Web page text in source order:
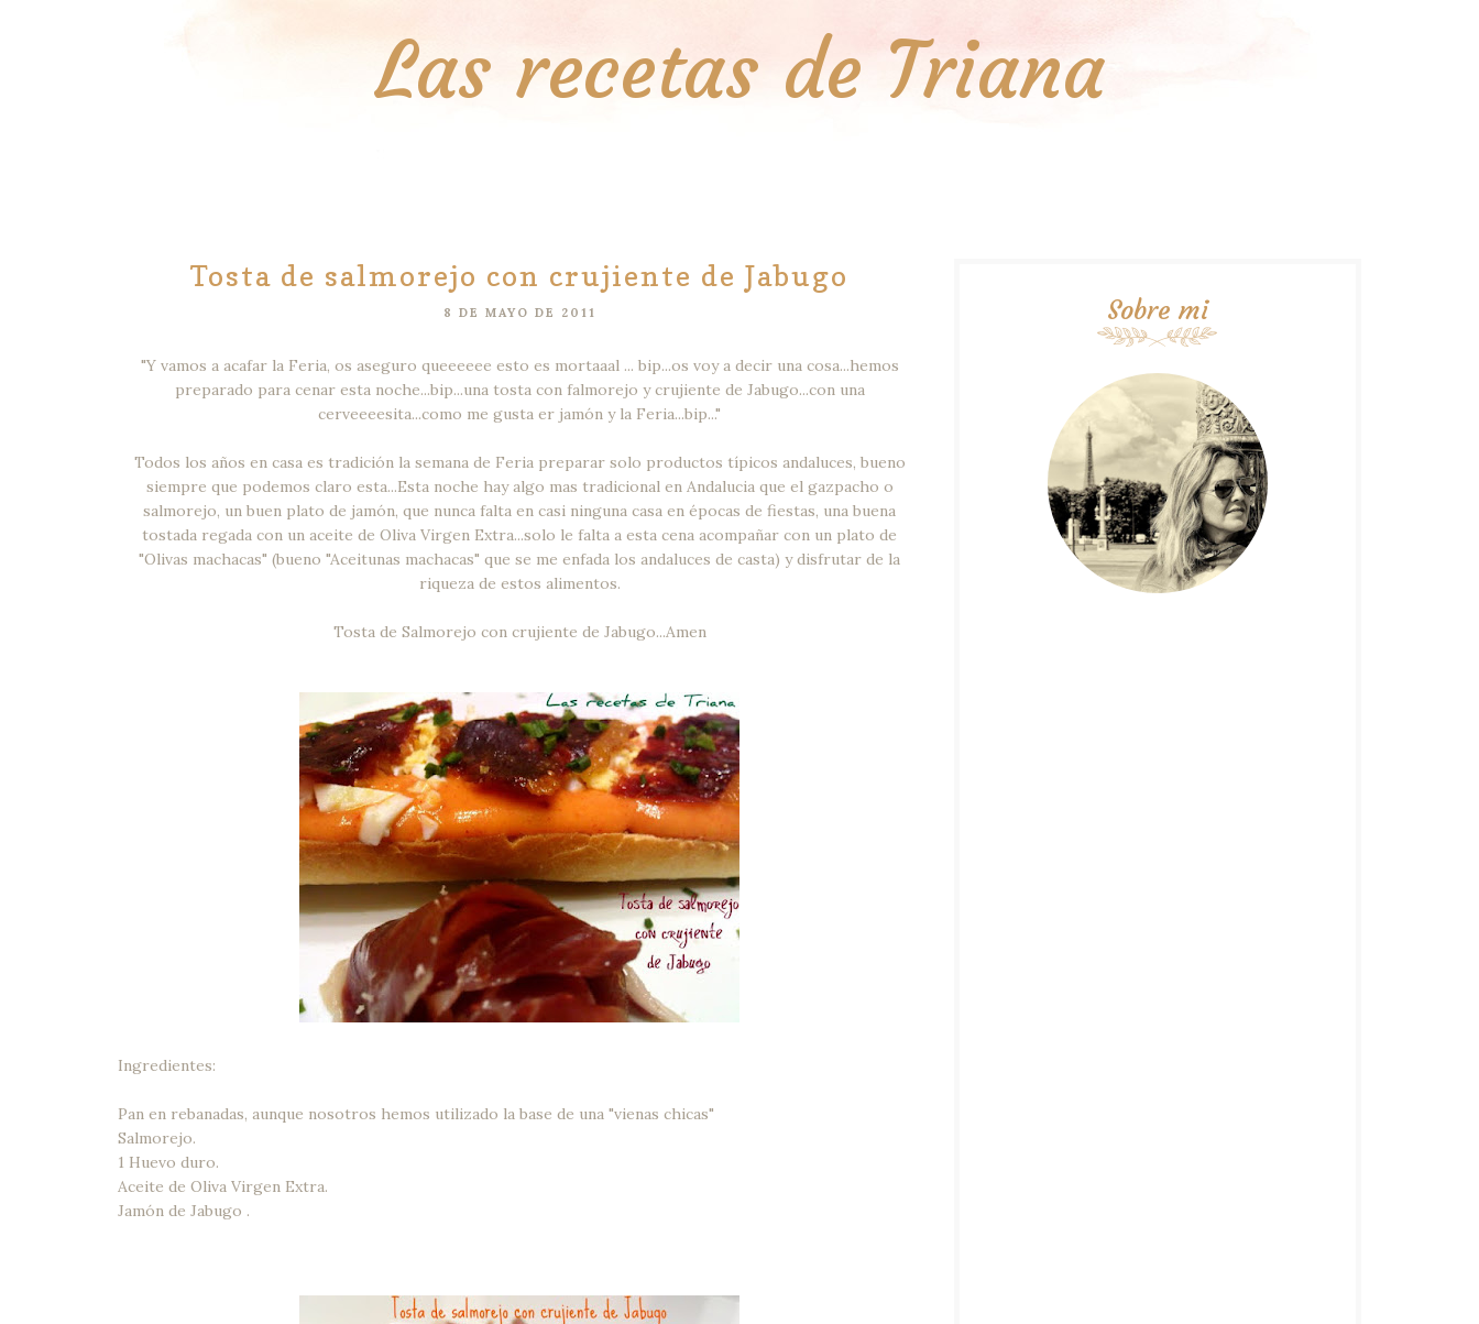
Las recetas de Triana
Tosta de salmorejo con crujiente de Jabugo
8 DE MAYO DE 2011
"Y vamos a acafar la Feria, os aseguro queeeeee esto es mortaaal ... bip...os voy a decir una cosa...hemos
preparado para cenar esta noche...bip...una tosta con falmorejo y crujiente de Jabugo...con una
cerveeeesita...como me gusta er jamón y la Feria...bip..."
Todos los años en casa es tradición la semana de Feria preparar solo productos típicos andaluces, bueno
siempre que podemos claro esta...Esta noche hay algo mas tradicional en Andalucia que el gazpacho o
salmorejo, un buen plato de jamón, que nunca falta en casi ninguna casa en épocas de fiestas, una buena
tostada regada con un aceite de Oliva Virgen Extra...solo le falta a esta cena acompañar con un plato de
"Olivas machacas" (bueno "Aceitunas machacas" que se me enfada los andaluces de casta) y disfrutar de la
riqueza de estos alimentos.
Tosta de Salmorejo con crujiente de Jabugo...Amen
Ingredientes:
Pan en rebanadas, aunque nosotros hemos utilizado la base de una "vienas chicas"
Salmorejo.
1 Huevo duro.
Aceite de Oliva Virgen Extra.
Jamón de Jabugo .
Sobre mi